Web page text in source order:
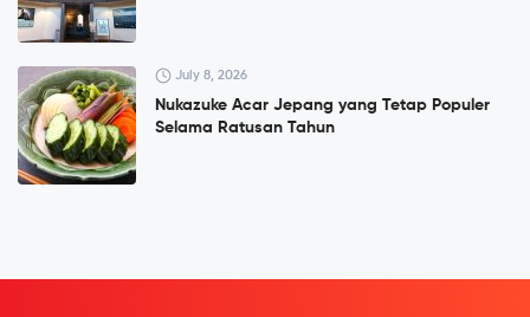
July 8, 2026
Nukazuke Acar Jepang yang Tetap Populer
Selama Ratusan Tahun